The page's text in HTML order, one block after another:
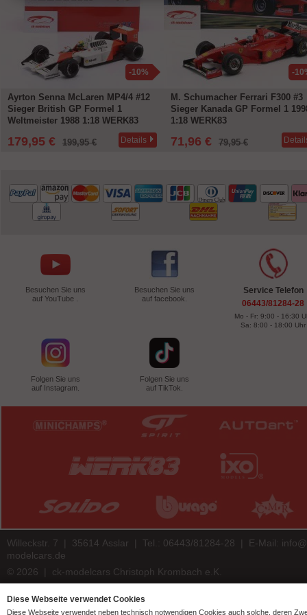
-10%
Ayrton Senna McLaren MP4/4 #12
Sieger British GP Formel 1
Weltmeister 1988 1:18 WERK83
179,95 € 199,95 € Details
-
M. Schumacher Ferrari F300 #3
Sieger Kanada GP Formel 1
1:18 WERK83
71,96 € 79,95 €
Besuchen Sie uns
auf YouTube .
Besuchen Sie uns
auf facebook.
Folgen Sie uns
auf Instagram.
Folgen Sie uns
auf TikTok.
Service Telefon
06443/81284-28
Mo - Fr: 9:00 - 16:30
Sa: 8:00 - 18:00 Uhr
Willeckstr. 7 | 35614 Asslar | Tel.: 06443/81284-28 | E-Mail:
modelcars.de
© 2026 | ck-modelcars Christoph Krombach e.K.
Diese Webseite verwendet Cookies
Diese Webseite verwendet neben technisch notwendigen Cookies auch solche, deren